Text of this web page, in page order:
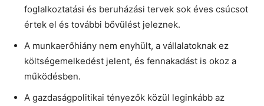
foglalkoztatási és beruházási tervek sok éves csúcsot
értek el és további bővülést jeleznek.
A munkaerőhiány nem enyhült, a vállalatoknak ez
költségemelkedést jelent, és fennakadást is okoz a
működésben.
A gazdaságpolitikai tényezők közül leginkább az